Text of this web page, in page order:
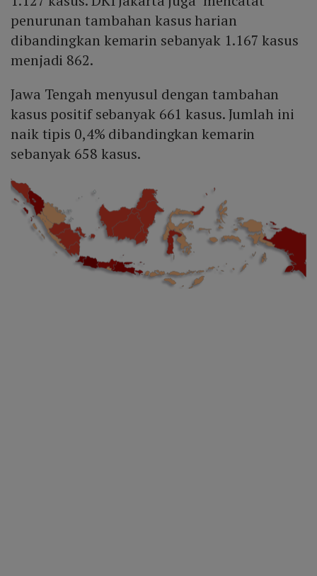
penurunan tambahan kasus harian
dibandingkan kemarin sebanyak 1.167 kasus
menjadi 862.
Jawa Tengah menyusul dengan tambahan
kasus positif sebanyak 661 kasus. Jumlah ini
naik tipis 0,4% dibandingkan kemarin
sebanyak 658 kasus.